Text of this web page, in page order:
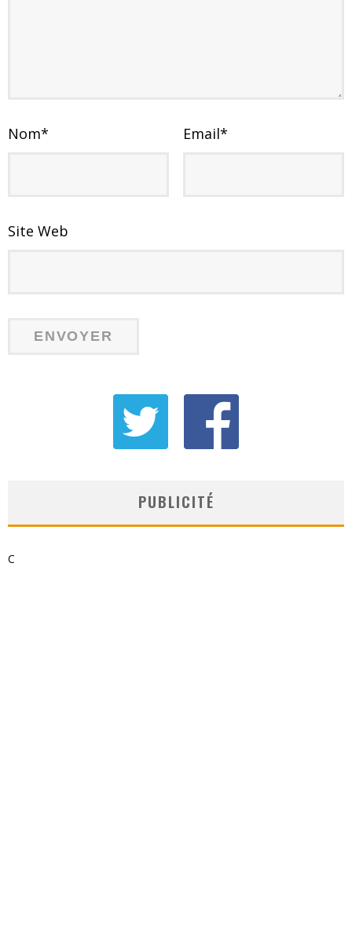
Nom* Email*
Site Web
PUBLICITÉ
C